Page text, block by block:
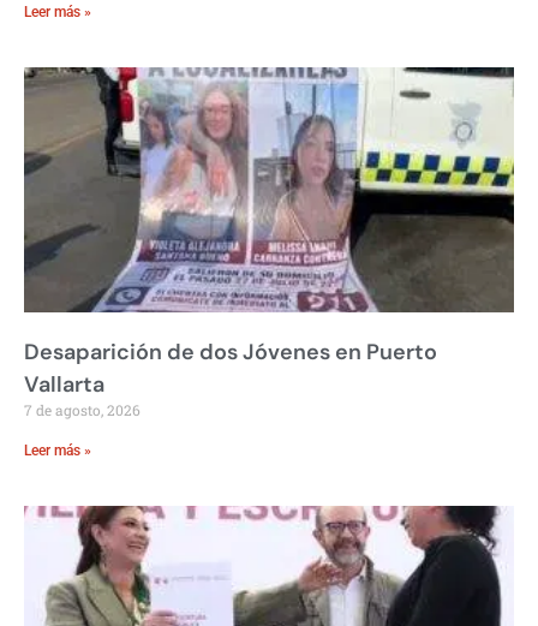
Leer más »
Desaparición de dos Jóvenes en Puerto
Vallarta
7 de agosto, 2026
Leer más »